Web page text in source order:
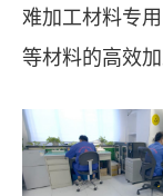
难加工材料专
等材料的高效加